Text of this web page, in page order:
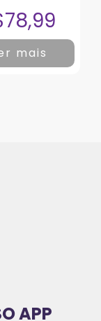
mais
APP